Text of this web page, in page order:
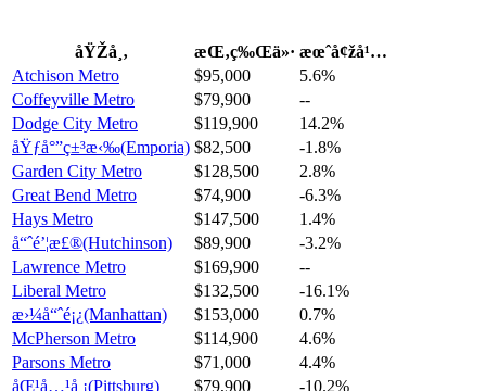
åŸŽå¸‚ æŒ‚ç‰Œä»· æœˆå¢žå¹…
Atchison Metro
$95,000
5.6%
Coffeyville Metro
$79,900
--
Dodge City Metro
$119,900
14.2%
åŸƒå°”ç±³æ‹‰(Emporia) $82,500
-1.8%
Garden City Metro
$128,500
2.8%
Great Bend Metro
$74,900
-6.3%
Hays Metro
$147,500
1.4%
å“ˆé’¦æ£®(Hutchinson)
$89,900
-3.2%
Lawrence Metro
$169,900
--
Liberal Metro
$132,500
-16.1%
æ›¼å“ˆé¡¿(Manhattan)
$153,000
0.7%
McPherson Metro
$114,900
4.6%
Parsons Metro
$71,000
4.4%
åŒ¹å…¹å ¡(Pittsburg)
$79,900
-10.2%